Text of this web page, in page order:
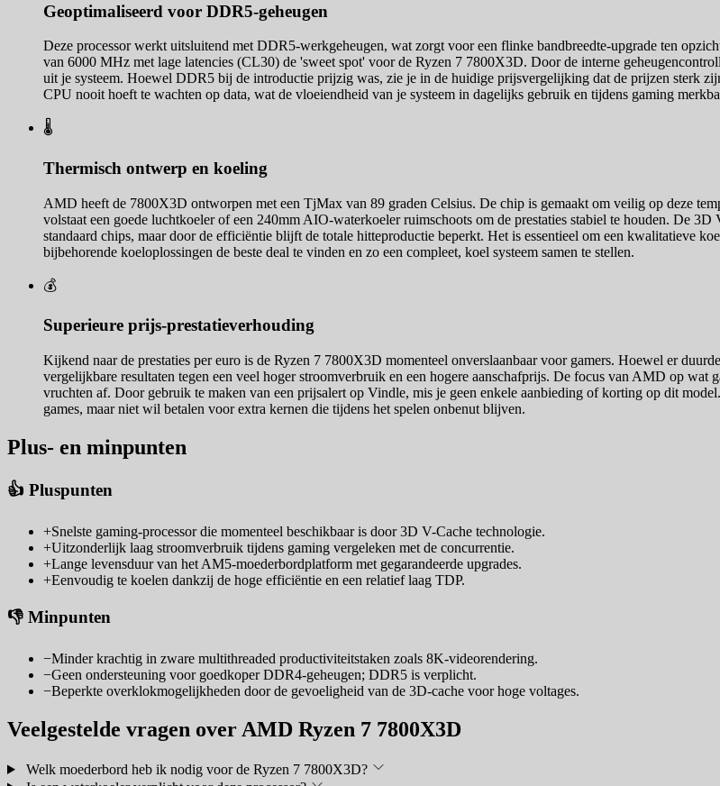
Geoptimaliseerd voor DDR5-geheugen
Deze processor werkt uitsluitend met DDR5-werkgeheugen, wat zorgt voor een flinke bandbreedte-upgrade ten
van 6000 MHz met lage latencies (CL30) de 'sweet spot' voor de Ryzen 7 7800X3D. Door de interne
uit je systeem. Hoewel DDR5 bij de introductie prijzig was, zie je in de huidige prijsvergelijking dat de prijzen sterk
CPU nooit hoeft te wachten op data, wat de vloeiendheid van je systeem in dagelijks gebruik en tijdens gaming
🌡️
Thermisch ontwerp en koeling
AMD heeft de 7800X3D ontworpen met een TjMax van 89 graden Celsius. De chip is gemaakt om veilig op deze
volstaat een goede luchtkoeler of een 240mm AIO-waterkoeler ruimschoots om de prestaties stabiel te houden. De
standaard chips, maar door de efficiëntie blijft de totale hitteproductie beperkt. Het is essentieel om een kwalitatieve
bijbehorende koeloplossingen de beste deal te vinden en zo een compleet, koel systeem samen te stellen.
💰
Superieure prijs-prestatieverhouding
Kijkend naar de prestaties per euro is de Ryzen 7 7800X3D momenteel onverslaanbaar voor gamers. Hoewel er
vergelijkbare resultaten tegen een veel hoger stroomverbruik en een hogere aanschafprijs. De focus van AMD op
vruchten af. Door gebruik te maken van een prijsalert op Vindle, mis je geen enkele aanbieding of korting op dit
games, maar niet wil betalen voor extra kernen die tijdens het spelen onbenut blijven.
Plus- en minpunten
👍 Pluspunten
+Snelste gaming-processor die momenteel beschikbaar is door 3D V-Cache technologie.
+Uitzonderlijk laag stroomverbruik tijdens gaming vergeleken met de concurrentie.
+Lange levensduur van het AM5-moederbordplatform met gegarandeerde upgrades.
+Eenvoudig te koelen dankzij de hoge efficiëntie en een relatief laag TDP.
👎 Minpunten
−Minder krachtig in zware multithreaded productiviteitstaken zoals 8K-videorendering.
−Geen ondersteuning voor goedkoper DDR4-geheugen; DDR5 is verplicht.
−Beperkte overklokmogelijkheden door de gevoeligheid van de 3D-cache voor hoge voltages.
Veelgestelde vragen over AMD Ryzen 7 7800X3D
Welk moederbord heb ik nodig voor de Ryzen 7 7800X3D?